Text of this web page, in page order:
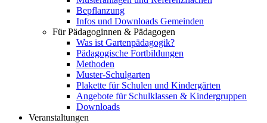
Bepflanzung
Infos und Downloads Gemeinden
Für Pädagoginnen & Pädagogen
Was ist Gartenpädagogik?
Pädagogische Fortbildungen
Methoden
Muster-Schulgarten
Plakette für Schulen und Kindergärten
Angebote für Schulklassen & Kindergruppen
Downloads
Veranstaltungen